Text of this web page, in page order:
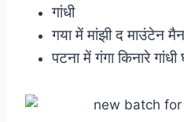
गांधी
गया में मांझी द माउंटेन मैन
पटना में गंगा किनारे